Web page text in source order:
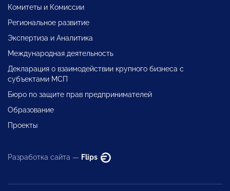
Комитеты и Комиссии
Региональное развитие
Экспертиза и Аналитика
Международная деятельность
Декларация о взаимодействии крупного бизнеса с
субъектами МСП
Бюро по защите прав предпринимателей
Образование
Проекты
Разработка сайта — Flips